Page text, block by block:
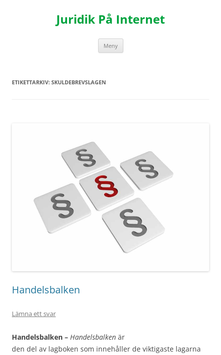
Juridik På Internet
Meny
ETIKETTARKIV: SKULDEBREVSLAGEN
Handelsbalken
Lämna ett svar
Handelsbalken – Handelsbalken är
den del av lagboken som innehåller de viktigaste lagarna